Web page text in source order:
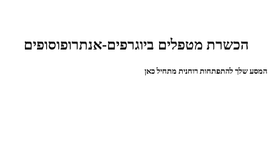
הכשרת מטפלים ביוגרפים-אנתרופוסופים
המסע שלך להתפתחות רוחנית מתחיל כאן